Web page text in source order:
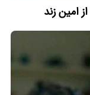
امین زند